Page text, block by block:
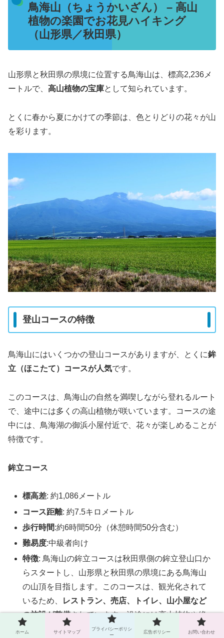
鳥海山（ちょうかいざん） – 高山
植物の楽園でお花見ハイキング
（山形県／秋田県）
山形県と秋田県の県境に位置する鳥海山は、標高2,236メ
ートルで、 高山植物の宝庫として知られています。
とくに春から夏にかけての季節は、色とりどりの花々が山
を彩ります。
登山コースの特徴
鳥海山にはいくつかの登山コースがありますが、とくに鉾
立（ほこたて）コースが人気です。
このコースは、鳥海山の自然を満喫しながら登れるルート
で、途中には多くの高山植物が咲いています。コースの途
中には、鳥海湖の御浜小屋付近で、花々が楽しめることが
特徴です。
鉾立コース
標高差: 約1,086メートル
コース距離: 約7.5キロメートル
歩行時間:約6時間50分（休憩時間50分含む）
難易度:中級者向け
特徴: 鳥海山の鉾立コースは秋田県側の鉾立登山口か
らスタートし、山形県と秋田県の県境にある鳥海山
の山頂を目指します。このコースは、観光化されて
いるため、
レストラン、売店、トイレ、山小屋など
の施設が整備されています。沿途には高山植物や絶
景の眺望を楽しむことができます。鳥海山の登山道
ホーム サイトマップ
プライバシーポリシ
ー
広告ポリシー お問い合わせ